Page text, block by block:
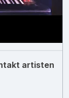
artisten